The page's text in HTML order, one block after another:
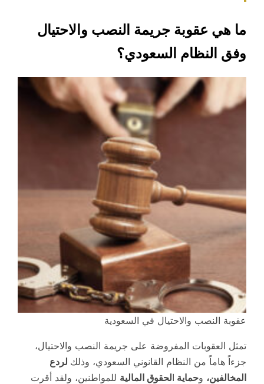
ما هي عقوبة جريمة النصب والاحتيال
وفق النظام السعودي؟
عقوبة النصب والاحتيال في السعودية
تمثل العقوبات المفروضة على جريمة النصب والاحتيال،
جزءاً هاماً من النظام القانوني السعودي، وذلك لردع
المخالفين، وحماية الحقوق المالية للمواطنين، ولقد أقرت